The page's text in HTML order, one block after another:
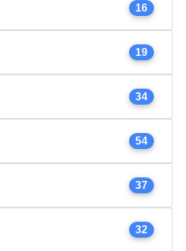
16
19
34
54
37
32